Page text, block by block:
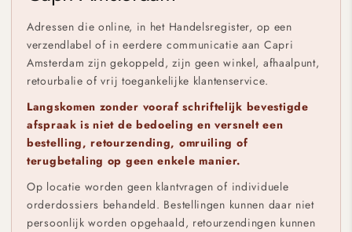
Adressen die online, in het Handelsregister, op een
verzendlabel of in eerdere communicatie aan Capri
Amsterdam zijn gekoppeld, zijn geen winkel, afhaalpunt,
retourbalie of vrij toegankelijke klantenservice.
Langskomen zonder vooraf schriftelijk bevestigde
afspraak is niet de bedoeling en versnelt een
bestelling, retourzending, omruiling of
terugbetaling op geen enkele manier.
Op locatie worden geen klantvragen of individuele
orderdossiers behandeld. Bestellingen kunnen daar niet
persoonlijk worden opgehaald, retourzendingen kunnen